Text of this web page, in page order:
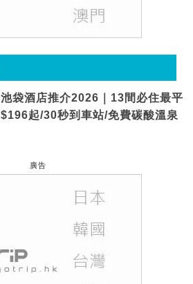
池袋酒店推介2026｜13間必住最平
$196起/30秒到車站/免費碳酸溫泉
廣告